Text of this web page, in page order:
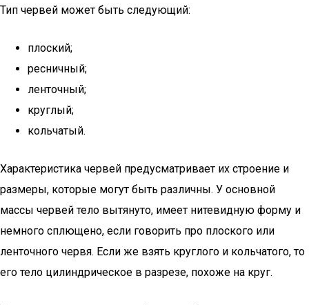
Тип червей может быть следующий:
плоский;
ресничный;
ленточный;
круглый;
кольчатый.
Характеристика червей предусматривает их строение и
размеры, которые могут быть различны. У основной
массы червей тело вытянуто, имеет нитевидную форму и
немного сплющено, если говорить про плоского или
ленточного червя. Если же взять круглого и кольчатого, то
его тело цилиндрическое в разрезе, похоже на круг.